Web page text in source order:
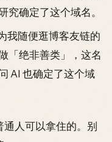
究确定了这个域名。
我随便逛博客友链的
「绝非善类」，这名
AI 也确定了这个域
人可以拿住的。别